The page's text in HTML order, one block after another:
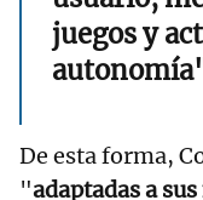
juegos y
De esta forma,
"adaptadas a